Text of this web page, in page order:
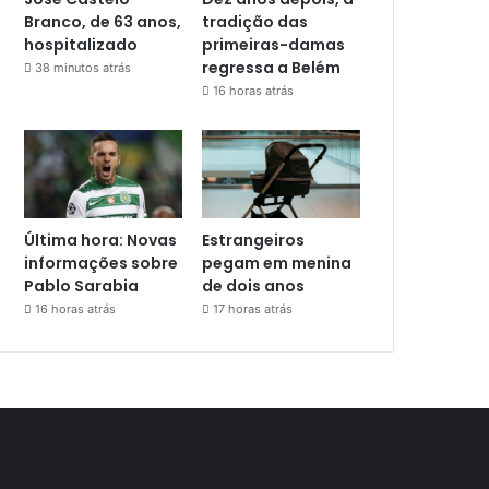
Branco, de 63 anos,
hospitalizado
38 minutos atrás
tradição das
primeiras-damas
regressa a Belém
16 horas atrás
Última hora: Novas
informações sobre
Pablo Sarabia
16 horas atrás
Estrangeiros
pegam em menina
de dois anos
17 horas atrás